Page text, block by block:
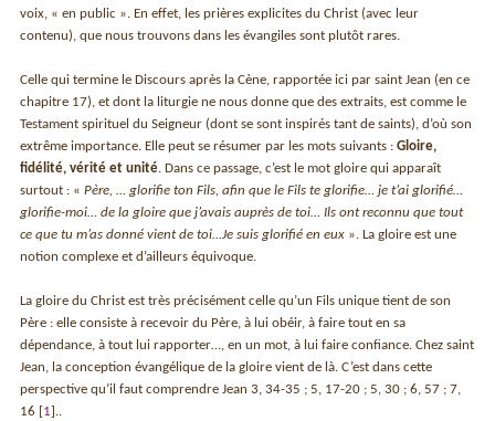
voix, « en public ». En effet, les prières explicites du Christ (avec leur
contenu), que nous trouvons dans les évangiles sont plutôt rares.
Celle qui termine le Discours après la Cène, rapportée ici par saint Jean (en ce
chapitre 17), et dont la liturgie ne nous donne que des extraits, est comme le
Testament spirituel du Seigneur (dont se sont inspirés tant de saints), d’où son
extrême importance. Elle peut se résumer par les mots suivants :Gloire,
fidélité, vérité et unité . Dans ce passage, c’est le mot gloire qui apparaît
surtout : «Père, … glorifie ton Fils, afin que le Fils te glorifie… je t’ai glorifié…
glorifie-moi… de la gloire que j’avais auprès de toi… Ils ont reconnu que tout
ce que tu m’as donné vient de toi…Je suis glorifié en eux ». La gloire est une
notion complexe et d’ailleurs équivoque.
La gloire du Christ est très précisément celle qu’un Fils unique tient de son
Père : elle consiste à recevoir du Père, à lui obéir, à faire tout en sa
dépendance, à tout lui rapporter…, en un mot, à lui faire confiance. Chez saint
Jean, la conception évangélique de la gloire vient de là. C’est dans cette
perspective qu’il faut comprendre Jean 3, 34-35 ; 5, 17-20 ; 5, 30 ; 6, 57 ; 7,
16 [1]